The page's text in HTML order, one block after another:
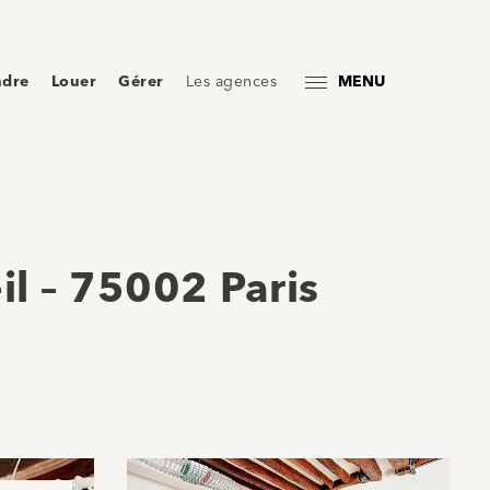
Louer Gérer Les agences MENU
– 75002 Paris